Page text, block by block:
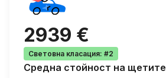
2939 €
Световна класация: #2
Средна стойност на щетите